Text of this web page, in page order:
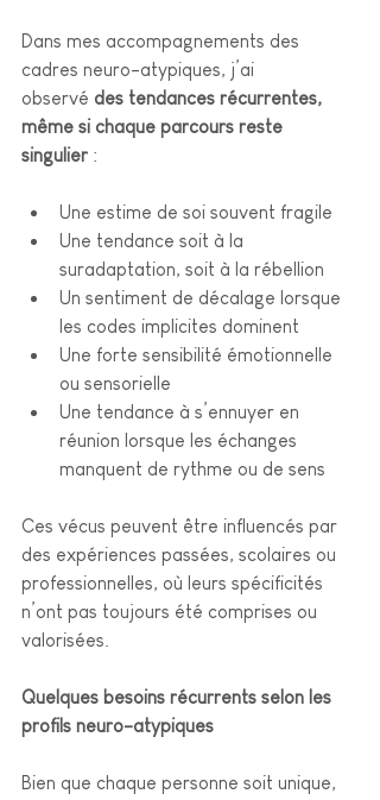
Dans mes accompagnements des
cadres neuro-atypiques, j’ai
observé des tendances récurrentes,
même si chaque parcours reste
singulier :
Une estime de soi souvent fragile
Une tendance soit à la
suradaptation, soit à la rébellion
Un sentiment de décalage lorsque
les codes implicites dominent
Une forte sensibilité émotionnelle
ou sensorielle
Une tendance à s’ennuyer en
réunion lorsque les échanges
manquent de rythme ou de sens
Ces vécus peuvent être influencés par
des expériences passées, scolaires ou
professionnelles, où leurs spécificités
n’ont pas toujours été comprises ou
valorisées.
Quelques besoins récurrents selon les
profils neuro-atypiques
Bien que chaque personne soit unique,